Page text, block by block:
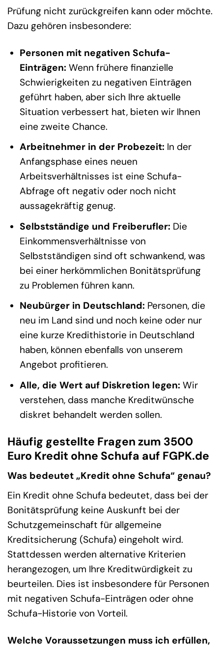
Prüfung nicht zurückgreifen kann oder möchte.
Dazu gehören insbesondere:
Personen mit negativen Schufa-
Einträgen: Wenn frühere finanzielle
Schwierigkeiten zu negativen Einträgen
geführt haben, aber sich Ihre aktuelle
Situation verbessert hat, bieten wir Ihnen
eine zweite Chance.
Arbeitnehmer in der Probezeit: In der
Anfangsphase eines neuen
Arbeitsverhältnisses ist eine Schufa-
Abfrage oft negativ oder noch nicht
aussagekräftig genug.
Selbstständige und Freiberufler: Die
Einkommensverhältnisse von
Selbstständigen sind oft schwankend, was
bei einer herkömmlichen Bonitätsprüfung
zu Problemen führen kann.
Neubürger in Deutschland: Personen, die
neu im Land sind und noch keine oder nur
eine kurze Kredithistorie in Deutschland
haben, können ebenfalls von unserem
Angebot profitieren.
Alle, die Wert auf Diskretion legen: Wir
verstehen, dass manche Kreditwünsche
diskret behandelt werden sollen.
Häufig gestellte Fragen zum 3500
Euro Kredit ohne Schufa auf FGPK.de
Was bedeutet „Kredit ohne Schufa“ genau?
Ein Kredit ohne Schufa bedeutet, dass bei der
Bonitätsprüfung keine Auskunft bei der
Schutzgemeinschaft für allgemeine
Kreditsicherung (Schufa) eingeholt wird.
Stattdessen werden alternative Kriterien
herangezogen, um Ihre Kreditwürdigkeit zu
beurteilen. Dies ist insbesondere für Personen
mit negativen Schufa-Einträgen oder ohne
Schufa-Historie von Vorteil.
Welche Voraussetzungen muss ich erfüllen,